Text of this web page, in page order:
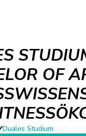
OF
Duales Studium